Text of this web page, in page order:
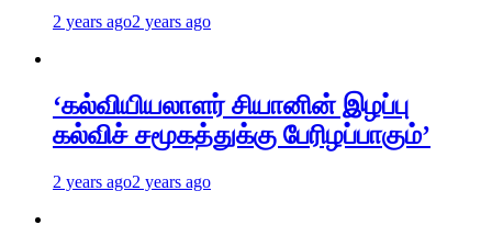
2 years ago2 years ago
‘கல்வியியலாளர் சியானின் இழப்பு
கல்விச் சமூகத்துக்கு பேரிழப்பாகும்’
2 years ago2 years ago